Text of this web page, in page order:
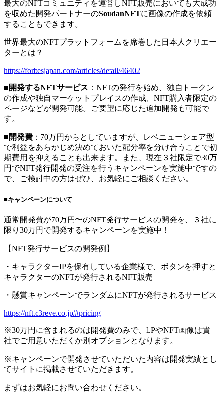
最大のNFTコミュニティを運営しNFT販売においても大成功
を収めた開発パートナーのSoudanNFTに画像の作成を依頼
することもできます。
世界最大のNFTプラットフォームを席巻した日本人クリエー
ターとは？
https://forbesjapan.com/articles/detail/46402
■開発するNFTサービス ：NFTの発行を始め、独自トークン
の作成や独自マーケットプレイスの作成、NFT購入者限定の
ページなどが開発可能。ご要望に応じた追加開発も可能で
す。
■開発費 ：70万円からとしていますが、レベニューシェア型
で利益をあらかじめ決めておいた配分率を分け合うことで初
期費用を抑えることも出来ます。また、現在３社限定で30万
円でNFT発行開発の受注を行うキャンペーンを実施中ですの
で、ご検討中の方はぜひ、お気軽にご相談ください。
■キャンペーンについて
通常開発費が70万円〜のNFT発行サービスの開発を、３社に
限り30万円で開発するキャンペーンを実施中！
【NFT発行サービスの開発例】
・キャラクターIPを保有している企業様で、ボタンを押すと
キャラクターのNFTが発行されるNFT販売
・懸賞キャンペーンでランダムにNFTが発行されるサービス
https://nft.c3reve.co.jp/#pricing
※30万円に含まれるのは開発費のみで、LPやNFT画像は貴
社でご用意いただくか別オプションとなります。
※キャンペーンで開発させていただいた内容は開発実績とし
てサイトに掲載させていただきます。
まずはお気軽にお問い合わせください。